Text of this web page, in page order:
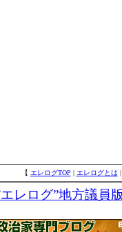
【 エレログTOP | エレログとは
レログ”地方議員